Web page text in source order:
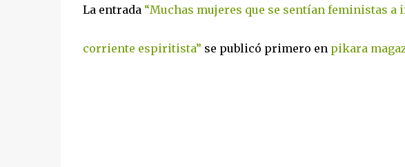
La entrada “Muchas mujeres que se sentían feministas
corriente espiritista” se publicó primero en pikara